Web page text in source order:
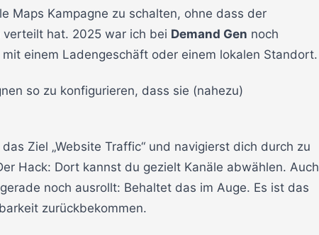
Maps Kampagne zu schalten, ohne dass der
hat. 2025 war ich bei Demand Gen noch
einem Ladengeschäft oder einem lokalen Standort.
so zu konfigurieren, dass sie (nahezu)
Ziel „Website Traffic“ und navigierst dich durch zu
Hack: Dort kannst du gezielt Kanäle abwählen. Auch
noch ausrollt: Behaltet das im Auge. Es ist das
zurückbekommen.